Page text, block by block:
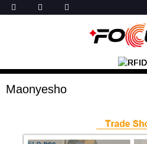
Maonyesho